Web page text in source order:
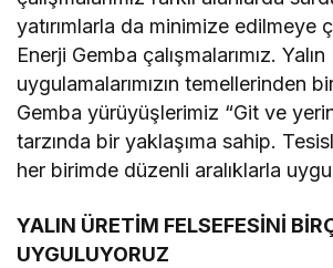
yatırımlarla da minimize edilmeye
Enerji Gemba çalışmalarımız.
uygulamalarımızın temellerinden
Gemba yürüyüşlerimiz “Git ve
tarzında bir yaklaşıma sahip.
her birimde düzenli aralıklarla
YALIN ÜRETİM FELSEFESİNİ
UYGULUYORUZ